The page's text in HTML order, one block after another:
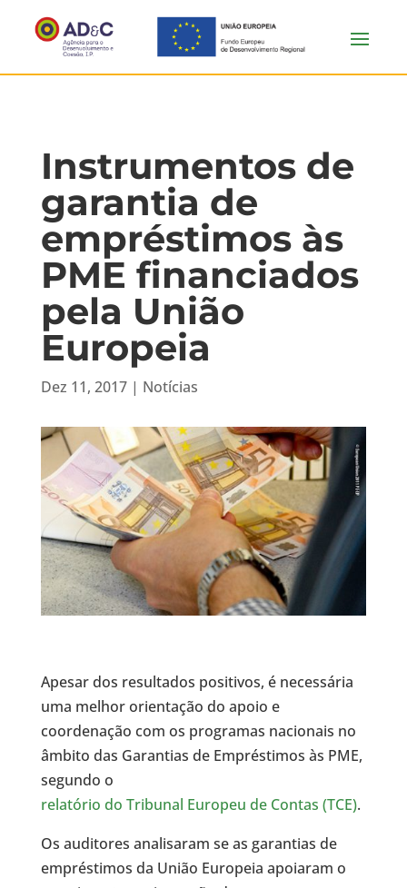
Instrumentos de
garantia de
empréstimos às
PME financiados
pela União
Europeia
Dez 11, 2017| Notícias
Apesar dos resultados positivos, é necessária
uma melhor orientação do apoio e
coordenação com os programas nacionais no
âmbito das Garantias de Empréstimos às PME,
segundo o
relatório do Tribunal Europeu de Contas (TCE).
Os auditores analisaram se as garantias de
empréstimos da União Europeia apoiaram o